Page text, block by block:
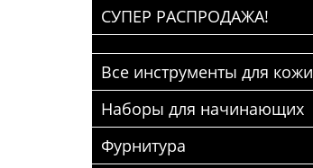
СУПЕР РАСПРОДАЖА!
Все инструменты для кожи
Наборы для начинающих
Фурнитура